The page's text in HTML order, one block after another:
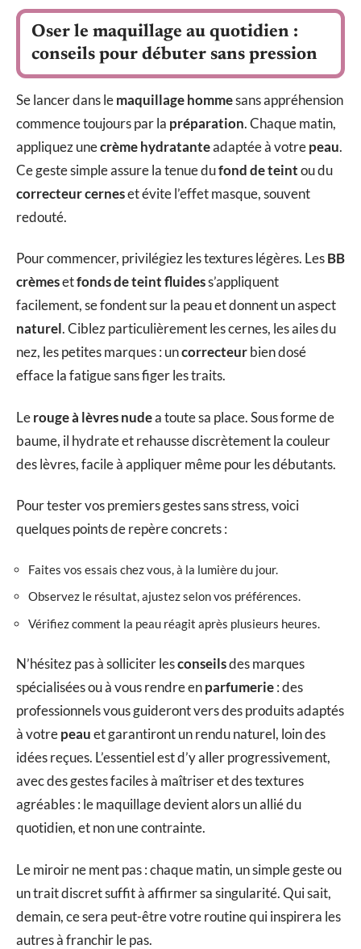
Oser le maquillage au quotidien :
conseils pour débuter sans pression
Se lancer dans lemaquillage hommesans appréhension
commence toujours par la préparation. Chaque matin,
appliquez unecrème hydratanteadaptée à votrepeau.
Ce geste simple assure la tenue dufond de teintou du
correcteur cerneset évite l’effet masque, souvent
redouté.
Pour commencer, privilégiez les textures légères. LesBB
crèmesetfonds de teint fluidess’appliquent
facilement, se fondent sur la peau et donnent un aspect
naturel. Ciblez particulièrement les cernes, les ailes du
nez, les petites marques : uncorrecteurbien dosé
efface la fatigue sans figer les traits.
Lerouge à lèvres nudea toute sa place. Sous forme de
baume, il hydrate et rehausse discrètement la couleur
des lèvres, facile à appliquer même pour les débutants.
Pour tester vos premiers gestes sans stress, voici
quelques points de repère concrets :
Faites vos essais chez vous, à la lumière du jour.
Observez le résultat, ajustez selon vos préférences.
Vérifiez comment la peau réagit après plusieurs heures.
N’hésitez pas à solliciter lesconseilsdes marques
spécialisées ou à vous rendre enparfumerie: des
professionnels vous guideront vers des produits adaptés
à votrepeauet garantiront un rendu naturel, loin des
idées reçues. L’essentiel est d’y aller progressivement,
avec des gestes faciles à maîtriser et des textures
agréables : le maquillage devient alors un allié du
quotidien, et non une contrainte.
Le miroir ne ment pas : chaque matin, un simple geste ou
un trait discret suffit à affirmer sa singularité. Qui sait,
demain, ce sera peut-être votre routine qui inspirera les
autres à franchir le pas.